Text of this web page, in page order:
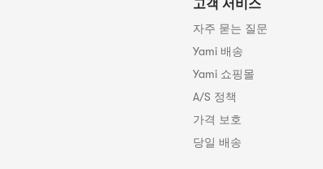
고객 서비스
자주 묻는 질문
Yami 배송
Yami 쇼핑몰
A/S 정책
가격 보호
당일 배송